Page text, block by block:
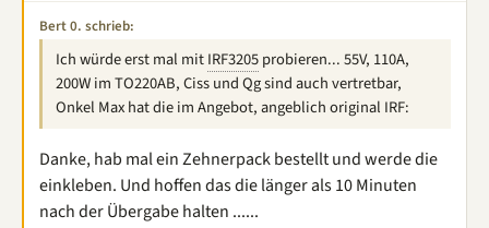
Bert 0. schrieb:
Ich würde erst mal mitIRF3205probieren... 55V, 110A,
200W im TO220AB, Ciss und Qg sind auch vertretbar,
Onkel Max hat die im Angebot, angeblich original IRF:
Danke, hab mal ein Zehnerpack bestellt und werde die
einkleben. Und hoffen das die länger als 10 Minuten
nach der Übergabe halten ......